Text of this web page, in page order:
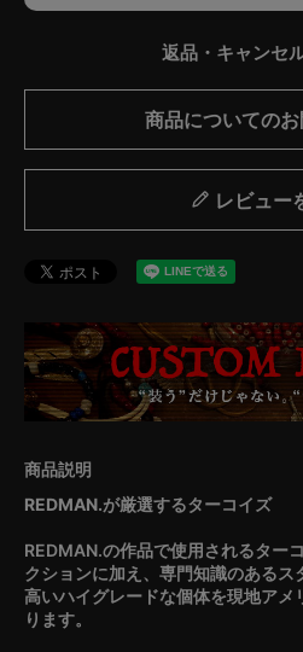
返品・キャンセ
商品についての
レビュー
REDMAN.が厳選するターコイズ
REDMAN.の作品で使用されるター
クションに加え、専門知識のある
高いハイグレードな個体を現地アメ
ります。